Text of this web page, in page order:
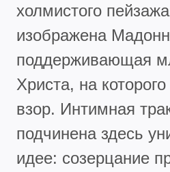
холмистого
изображена
поддерживающая
Христа, на
взор. Интимная
подчинена здесь
идее: созерцание